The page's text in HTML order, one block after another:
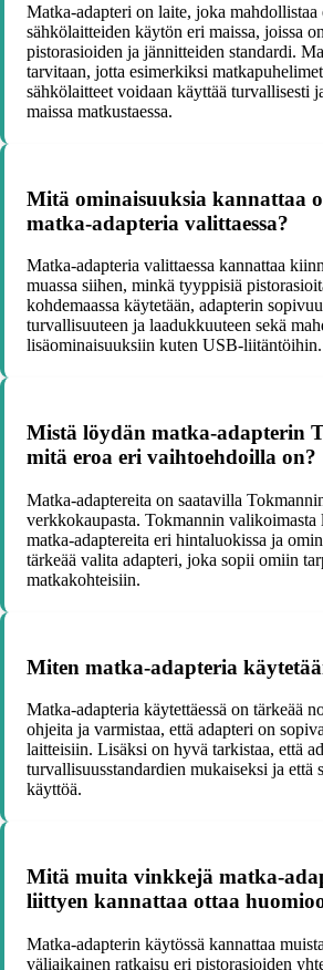
Matka-adapteri on laite, joka mahdollistaa
sähkölaitteiden käytön eri maissa, joissa
pistorasioiden ja jännitteiden standardi.
tarvitaan, jotta esimerkiksi
sähkölaitteet voidaan käyttää turvallisesti
maissa matkustaessa.
Mitä ominaisuuksia kannattaa
matka-adapteria valittaessa?
Matka-adapteria valittaessa kannattaa
muassa siihen, minkä tyyppisiä
kohdemaassa käytetään, adapterin
turvallisuuteen ja laadukkuuteen sekä
lisäominaisuuksiin kuten USB-liitäntöihin.
Mistä löydän matka-adapterin
mitä eroa eri vaihtoehdoilla on?
Matka-adaptereita on saatavilla
verkkokaupasta. Tokmannin
matka-adaptereita eri hintaluokissa ja
tärkeää valita adapteri, joka sopii omiin
matkakohteisiin.
Miten matka-adapteria
Matka-adapteria käytettäessä on tärkeää
ohjeita ja varmistaa, että adapteri on
laitteisiin. Lisäksi on hyvä tarkistaa, että
turvallisuusstandardien mukaiseksi ja että
käyttöä.
Mitä muita vinkkejä matka-
liittyen kannattaa ottaa
Matka-adapterin käytössä kannattaa
väliaikainen ratkaisu eri pistorasioiden